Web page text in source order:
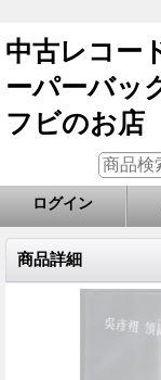
中古レコー
ーパーバッ
フビのお店
ログイン
商品詳細